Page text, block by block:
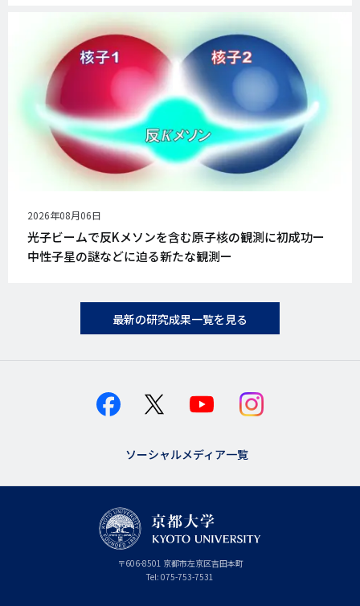
公
開
日
2026年08月06日
光子ビームで反Kメソンを含む原子核の観測に初成功ー
中性子星の謎などに迫る新たな観測ー
最新の研究成果一覧を見る
ソーシャルメディア一覧
〒606-8501 京
都
府
京都市左京区吉田本町
Tel: 075-753-7531